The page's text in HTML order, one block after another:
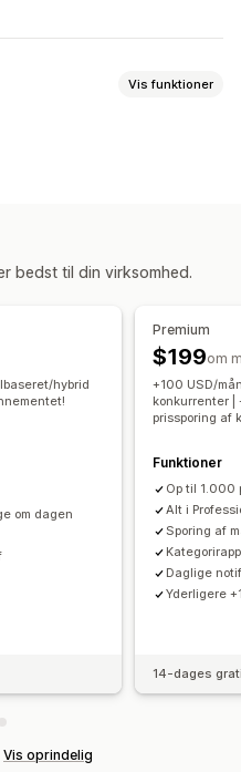
Vis funktioner
Prishistorik
Trendanalyse
bedst til din virksomhed.
hybrid
om dagen
Premium
$199om
+100 USD/
konkurrenter |
prissporing af
Funktioner
Op til 1.000
Alt i
Sporing af
Daglige
Yderligere
14-dages
Vis oprindelig